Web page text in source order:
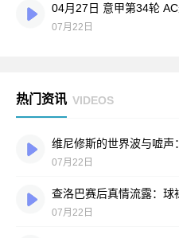
04月27日 意甲第34轮
07月22日
热门资讯 VIDEOS
维尼修斯的世界波与嘘
07月22日
07月22日